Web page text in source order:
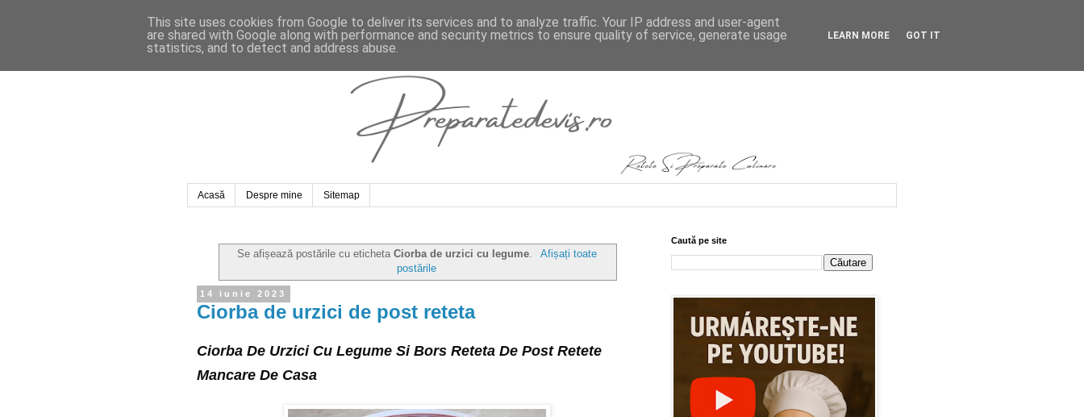
Acasă Despre mine Sitemap
Se afișează postările cu etichetaCiorba de urzici cu legume.
Afișați toate
postările
14 iunie 2023
Ciorba de urzici de post reteta
Ciorba De Urzici Cu Legume Si Bors Reteta De Post Retete
Mancare De Casa
Caută pe site
This site uses cookies from Google to deliver its services and to analyze traffic. Your IP address and user-agent
are shared with Google along with performance and security metrics to ensure quality of service, generate usage
statistics, and to detect and address abuse.
LEARN MORE GOT IT